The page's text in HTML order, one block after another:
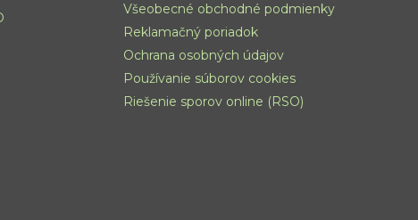
Všeobecné obchodné podmienky
Reklamačný poriadok
Ochrana osobných údajov
Používanie súborov cookies
Riešenie sporov online (RSO)